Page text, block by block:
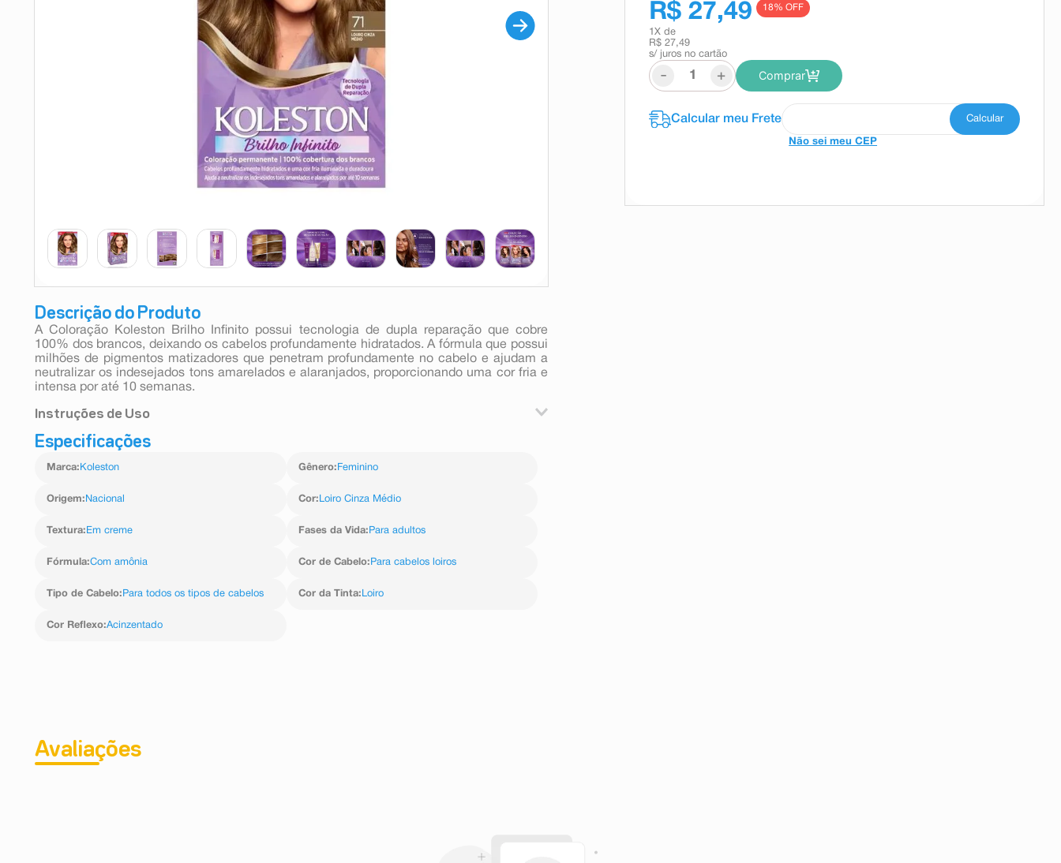
Descrição do Produto
A Coloração Koleston Brilho Infinito possui tecnologia de dupla reparação que cobre
100% dos brancos, deixando os cabelos profundamente hidratados. A fórmula que possui
milhões de pigmentos matizadores que penetram profundamente no cabelo e ajudam a
neutralizar os indesejados tons amarelados e alaranjados, proporcionando uma cor fria e
intensa por até 10 semanas.
Instruções de Uso
MODO DE USO: LEIA ATENTAMENTE O FOLHETO EXPLICATIVO E SIGA AS INSTRUÇÕES
UTILIZAR A COLORAÇÃO
Especificações
Marca: Koleston Gênero: Feminino
Origem: Nacional Cor: Loiro Cinza Médio
Textura: Em creme Fases da Vida: Para adultos
Fórmula:Com amônia Cor de Cabelo: Para cabelos loiros
Tipo de Cabelo: Para todos os tipos de cabelos Cor da Tinta: Loiro
Cor Reflexo:Acinzentado
R$ 27,49 18% OFF
1 X de
R$ 27,49
s/ juros no cartão
- + Comprar
Não sei meu CEP
Avaliações
9º absorvente
10ºshampoo